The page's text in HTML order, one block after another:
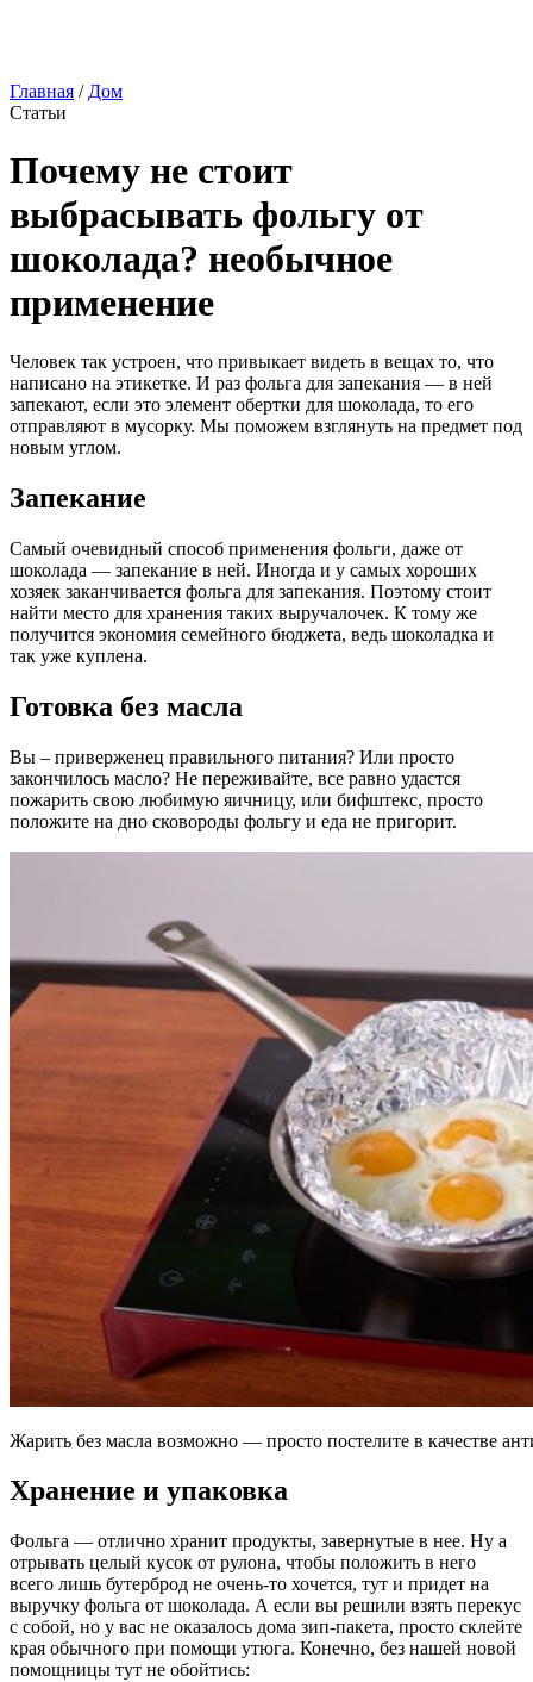
Главная / Дом
Статьи
Почему не стоит
выбрасывать фольгу от
шоколада? необычное
применение
Человек так устроен, что привыкает видеть в вещах то, что
написано на этикетке. И раз фольга для запекания — в ней
запекают, если это элемент обертки для шоколада, то его
отправляют в мусорку. Мы поможем взглянуть на предмет под
новым углом.
Запекание
Самый очевидный способ применения фольги, даже от
шоколада — запекание в ней. Иногда и у самых хороших
хозяек заканчивается фольга для запекания. Поэтому стоит
найти место для хранения таких выручалочек. К тому же
получится экономия семейного бюджета, ведь шоколадка и
так уже куплена.
Готовка без масла
Вы – приверженец правильного питания? Или просто
закончилось масло? Не переживайте, все равно удастся
пожарить свою любимую яичницу, или бифштекс, просто
положите на дно сковороды фольгу и еда не пригорит.
Жарить без масла возможно — просто постелите в качестве
Хранение и упаковка
Фольга — отлично хранит продукты, завернутые в нее. Ну а
отрывать целый кусок от рулона, чтобы положить в него
всего лишь бутерброд не очень-то хочется, тут и придет на
выручку фольга от шоколада. А если вы решили взять перекус
с собой, но у вас не оказалось дома зип-пакета, просто склейте
края обычного при помощи утюга. Конечно, без нашей новой
помощницы тут не обойтись: